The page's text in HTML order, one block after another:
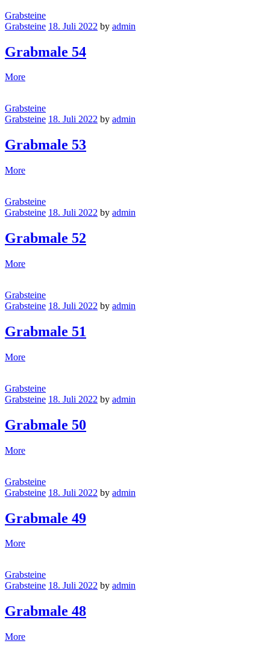
Grabsteine
Grabsteine 18. Juli 2022 by admin
Grabmale 54
More
Grabsteine
Grabsteine 18. Juli 2022 by admin
Grabmale 53
More
Grabsteine
Grabsteine 18. Juli 2022 by admin
Grabmale 52
More
Grabsteine
Grabsteine 18. Juli 2022 by admin
Grabmale 51
More
Grabsteine
Grabsteine 18. Juli 2022 by admin
Grabmale 50
More
Grabsteine
Grabsteine 18. Juli 2022 by admin
Grabmale 49
More
Grabsteine
Grabsteine 18. Juli 2022 by admin
Grabmale 48
More